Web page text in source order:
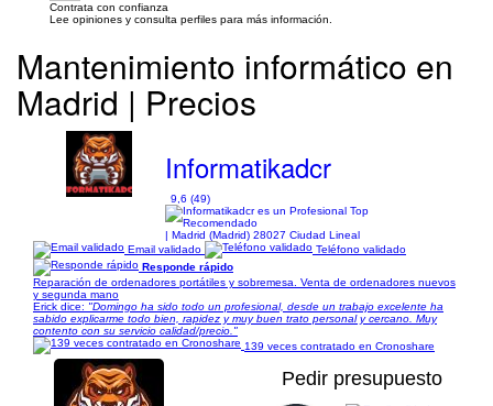
Contrata con confianza
Lee opiniones y consulta perfiles para más información.
Mantenimiento informático en
Madrid | Precios
Informatikadcr
9,6 (49)
| Madrid (Madrid) 28027 Ciudad Lineal
Email validado
Teléfono validado
Responde rápido
Reparación de ordenadores portátiles y sobremesa. Venta de ordenadores nuevos
y segunda mano
Erick dice: "Domingo ha sido todo un profesional, desde un trabajo excelente ha
sabido explicarme todo bien, rapidez y muy buen trato personal y cercano. Muy
contento con su servicio calidad/precio."
139 veces contratado en Cronoshare
Pedir presupuesto